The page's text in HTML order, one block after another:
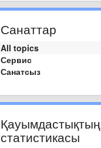
Санаттар
All topics
Сервис
Санатсыз
Қауымдастықтың
статистикасы